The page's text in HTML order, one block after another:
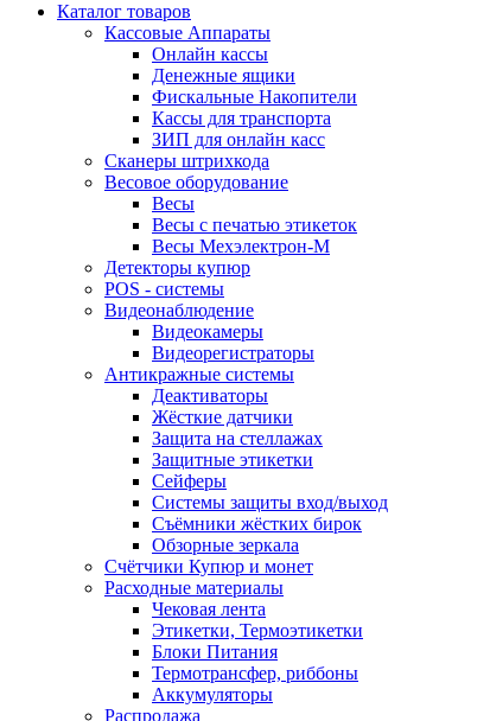
Каталог товаров
Кассовые Аппараты
Онлайн кассы
Денежные ящики
Фискальные Накопители
Кассы для транспорта
ЗИП для онлайн касс
Сканеры штрихкода
Весовое оборудование
Весы
Весы с печатью этикеток
Весы Мехэлектрон-М
Детекторы купюр
POS - системы
Видеонаблюдение
Видеокамеры
Видеорегистраторы
Антикражные системы
Деактиваторы
Жёсткие датчики
Защита на стеллажах
Защитные этикетки
Сейферы
Системы защиты вход/выход
Съёмники жёстких бирок
Обзорные зеркала
Счётчики Купюр и монет
Расходные материалы
Чековая лента
Этикетки, Термоэтикетки
Блоки Питания
Термотрансфер, риббоны
Аккумуляторы
Распродажа